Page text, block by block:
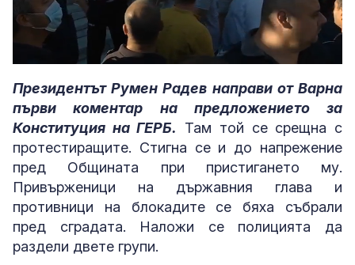
Loaded:
36.11%
Президентът Румен Радев направи от Варна
първи коментар на предложението за
Конституция на ГЕРБ.
Там той се срещна с
протестиращите. Стигна се и до напрежение
пред Общината при пристигането му.
Привърженици на държавния глава и
противници на блокадите се бяха събрали
пред сградата. Наложи се полицията да
раздели двете групи.